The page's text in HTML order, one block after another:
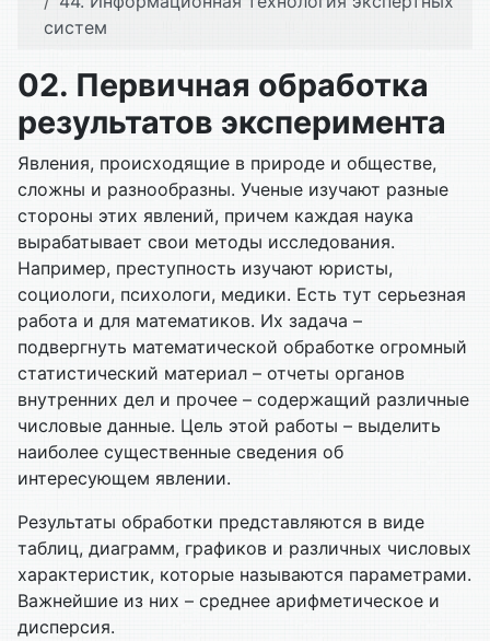
систем
02. Первичная обработка
результатов эксперимента
Явления, происходящие в природе и обществе,
сложны и разнообразны. Ученые изучают разные
стороны этих явлений, причем каждая наука
вырабатывает свои методы исследования.
Например, преступность изучают юристы,
социологи, психологи, медики. Есть тут серьезная
работа и для математиков. Их задача –
подвергнуть математической обработке огромный
статистический материал – отчеты органов
внутренних дел и прочее – содержащий различные
числовые данные. Цель этой работы – выделить
наиболее существенные сведения об
интересующем явлении.
Результаты обработки представляются в виде
таблиц, диаграмм, графиков и различных числовых
характеристик, которые называются параметрами.
Важнейшие из них – среднее арифметическое и
дисперсия.